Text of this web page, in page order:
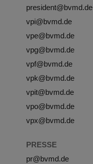
president@bvmd.de
vpi@bvmd.de
vpe@bvmd.de
vpg@bvmd.de
vpf@bvmd.de
vpk@bvmd.de
vpit@bvmd.de
vpo@bvmd.de
vpx@bvmd.de
PRESSE
pr@bvmd.de